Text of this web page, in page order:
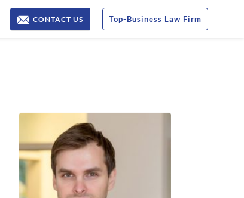
Top-Business Law Firm
CONTACT US